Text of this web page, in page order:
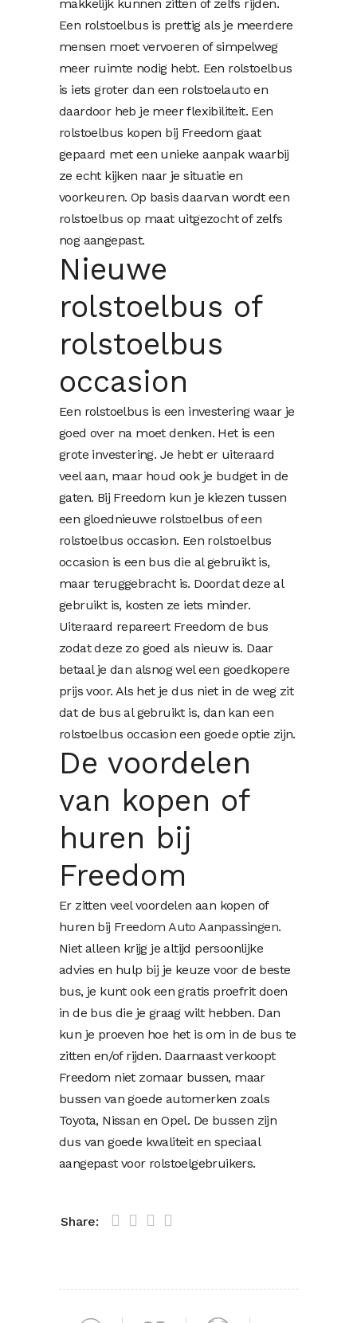
makkelijk kunnen zitten of zelfs rijden.
Een rolstoelbus is prettig als je meerdere
mensen moet vervoeren of simpelweg
meer ruimte nodig hebt. Een rolstoelbus
is iets groter dan een rolstoelauto en
daardoor heb je meer flexibiliteit. Een
rolstoelbus kopen bij Freedom gaat
gepaard met een unieke aanpak waarbij
ze echt kijken naar je situatie en
voorkeuren. Op basis daarvan wordt een
rolstoelbus op maat uitgezocht of zelfs
nog aangepast.
Nieuwe
rolstoelbus of
rolstoelbus
occasion
Een rolstoelbus is een investering waar je
goed over na moet denken. Het is een
grote investering. Je hebt er uiteraard
veel aan, maar houd ook je budget in de
gaten. Bij Freedom kun je kiezen tussen
een gloednieuwe rolstoelbus of een
rolstoelbus occasion. Een rolstoelbus
occasion is een bus die al gebruikt is,
maar teruggebracht is. Doordat deze al
gebruikt is, kosten ze iets minder.
Uiteraard repareert Freedom de bus
zodat deze zo goed als nieuw is. Daar
betaal je dan alsnog wel een goedkopere
prijs voor. Als het je dus niet in de weg zit
dat de bus al gebruikt is, dan kan een
rolstoelbus occasion een goede optie zijn.
De voordelen
van kopen of
huren bij
Freedom
Er zitten veel voordelen aan kopen of
huren bij Freedom Auto Aanpassingen.
Niet alleen krijg je altijd persoonlijke
advies en hulp bij je keuze voor de beste
bus, je kunt ook een gratis proefrit doen
in de bus die je graag wilt hebben. Dan
kun je proeven hoe het is om in de bus te
zitten en/of rijden. Daarnaast verkoopt
Freedom niet zomaar bussen, maar
bussen van goede automerken zoals
Toyota, Nissan en Opel. De bussen zijn
dus van goede kwaliteit en speciaal
aangepast voor rolstoelgebruikers.
Share: